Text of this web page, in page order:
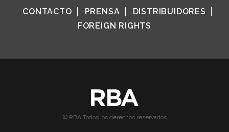
CONTACTO PRENSA
DISTRIBUIDORES
FOREIGN RIGHTS
© RBA Todos los derechos reservados